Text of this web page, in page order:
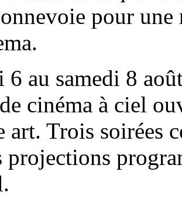
pour
au samedi 8
cinéma à ciel
art. Trois soirées
projections